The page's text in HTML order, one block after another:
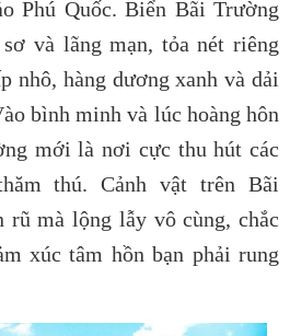
Phú Quốc. Biển Bãi Trường
và lãng mạn, tỏa nét riêng
nhô, hàng dương xanh và dải
bình minh và lúc hoàng hôn
mới là nơi cực thu hút các
thú. Cảnh vật trên Bãi
rũ mà lộng lẫy vô cùng, chắc
xúc tâm hồn bạn phải rung